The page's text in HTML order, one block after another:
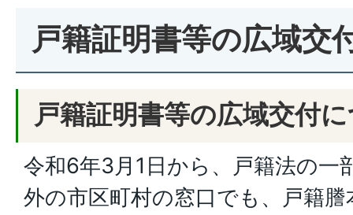
戸籍証明書等の広域交
戸籍証明書等の広域交付
令和6年3月1日から、戸籍法の一
外の市区町村の窓口でも、戸籍